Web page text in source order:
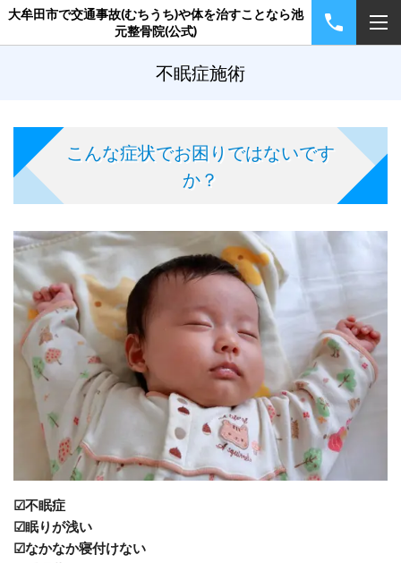
大牟田市で交通事故(むちうち)や体を治すことなら池
元整骨院(公式)
不眠症施術
こんな症状でお困りではないです
か？
☑不眠症
☑眠りが浅い
☑なかなか寝付けない